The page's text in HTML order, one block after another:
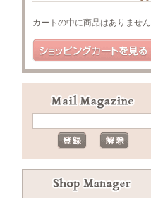
カートの中に商品はありません